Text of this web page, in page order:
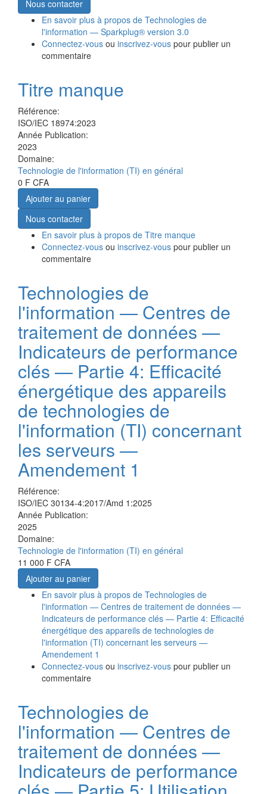
Nous contacter
En savoir plus à propos de Technologies de
l'information — Sparkplug® version 3.0
Connectez-vous ou inscrivez-vous pour publier un
commentaire
Titre manque
Référence:
ISO/IEC 18974:2023
Année Publication:
2023
Domaine:
Technologie de l'information (TI) en général
0 F CFA
Ajouter au panier
Nous contacter
En savoir plus à propos de Titre manque
Connectez-vous ou inscrivez-vous pour publier un
commentaire
Technologies de
l'information — Centres de
traitement de données —
Indicateurs de performance
clés — Partie 4: Efficacité
énergétique des appareils
de technologies de
l'information (TI) concernant
les serveurs —
Amendement 1
Référence:
ISO/IEC 30134-4:2017/Amd 1:2025
Année Publication:
2025
Domaine:
Technologie de l'information (TI) en général
11 000 F CFA
Ajouter au panier
En savoir plus à propos de Technologies de
l'information — Centres de traitement de données —
Indicateurs de performance clés — Partie 4: Efficacité
énergétique des appareils de technologies de
l'information (TI) concernant les serveurs —
Amendement 1
Connectez-vous ou inscrivez-vous pour publier un
commentaire
Technologies de
l'information — Centres de
traitement de données —
Indicateurs de performance